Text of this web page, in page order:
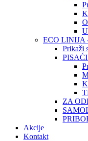
ECO LINIJA
Prikaži
ZA
Akcije
Kontakt